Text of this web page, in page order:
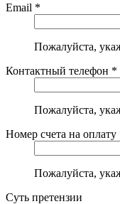
Email *
Пожалуйста,
Контактный телефон *
Пожалуйста,
Номер счета на оплату
Пожалуйста,
Суть претензии